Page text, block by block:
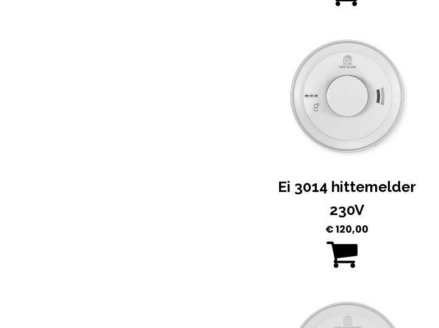
Ei 3014 hittemelder
230V
€120,00